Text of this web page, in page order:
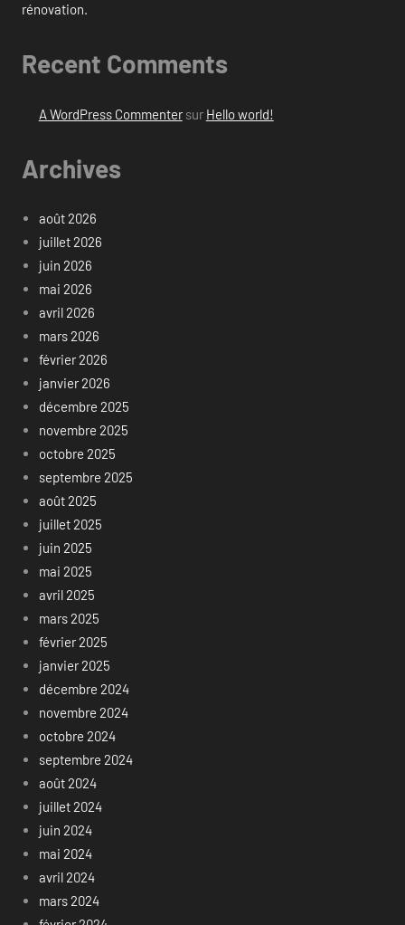
rénovation.
Recent Comments
A WordPress Commentersur Hello world!
Archives
août 2026
juillet 2026
juin 2026
mai 2026
avril 2026
mars 2026
février 2026
janvier 2026
décembre 2025
novembre 2025
octobre 2025
septembre 2025
août 2025
juillet 2025
juin 2025
mai 2025
avril 2025
mars 2025
février 2025
janvier 2025
décembre 2024
novembre 2024
octobre 2024
septembre 2024
août 2024
juillet 2024
juin 2024
mai 2024
avril 2024
mars 2024